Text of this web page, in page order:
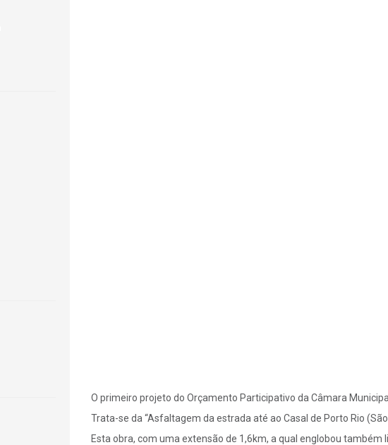
O primeiro projeto do Orçamento Participativo da Câmara
Trata-se da “Asfaltagem da estrada até ao Casal de Porto Rio (São
Esta obra, com uma extensão de 1,6km, a qual englobou também